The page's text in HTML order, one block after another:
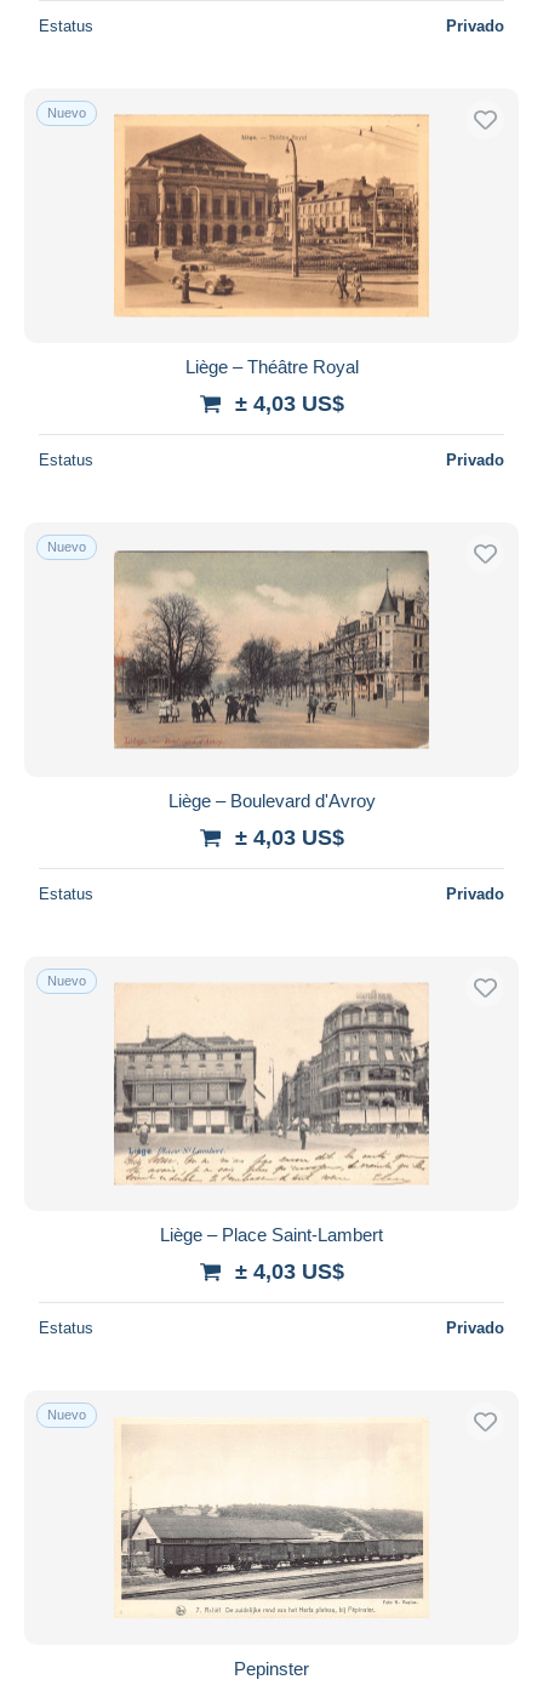
Estatus Privado
Nuevo
Liège – Théâtre Royal
± 4,03 US$
Estatus Privado
Nuevo
Liège – Boulevard d'Avroy
± 4,03 US$
Estatus Privado
Nuevo
Liège – Place Saint-Lambert
± 4,03 US$
Estatus Privado
Nuevo
Pepinster